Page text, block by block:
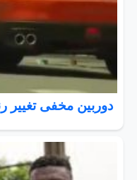
دوربین مخفی